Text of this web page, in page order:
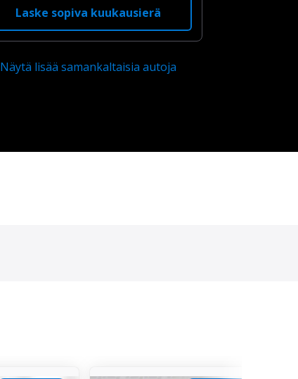
Laske sopiva kuukausierä
Näytä lisää samankaltaisia autoja